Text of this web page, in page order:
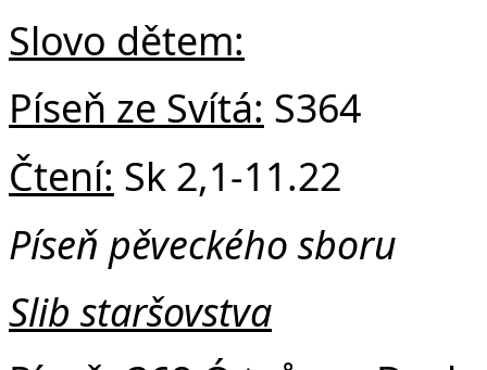
Slovo dětem:
Píseň ze Svítá: S364
Čtení: Sk 2,1-11.22
Píseň pěveckého sboru
Slib staršovstva